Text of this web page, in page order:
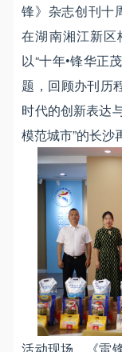
锋》杂志创刊十
在湖南湘江新
以“十年•锋华正
题，回顾办刊历
时代的创新表达
模范城市”的长沙
活动现场，《雷